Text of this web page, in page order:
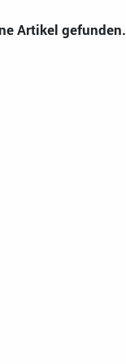
Artikel gefunden.